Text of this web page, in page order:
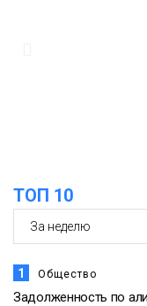
Спорт
ТОП 10
1 Общество
Задолженность по